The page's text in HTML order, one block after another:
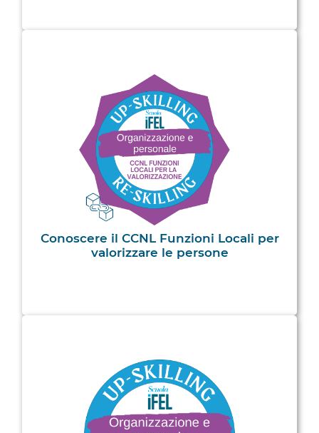
Conoscere il CCNL Funzioni Locali per
valorizzare le persone